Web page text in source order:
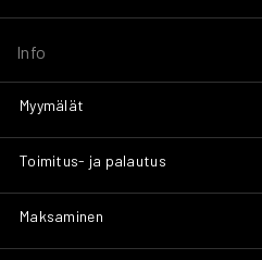
Info
Myymälät
Toimitus- ja palautus
Maksaminen